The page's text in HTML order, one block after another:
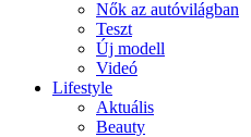
Nők az autóvilágban
Teszt
Új modell
Videó
Lifestyle
Aktuális
Beauty